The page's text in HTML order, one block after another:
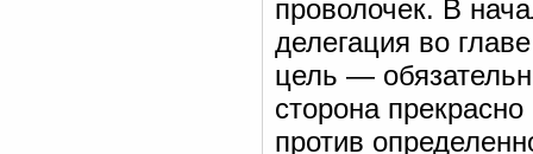
проволочек. В
делегация во
цель —
сторона
против